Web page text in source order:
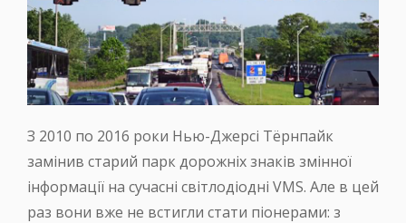
З 2010 по 2016 роки Нью-Джерсі Тёрнпайк
замінив старий парк дорожніх знаків змінної
інформації на сучасні світлодіодні VMS. Але в цей
раз вони вже не встигли стати піонерами: з